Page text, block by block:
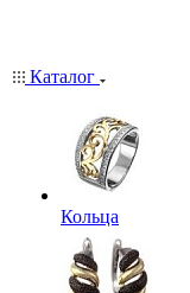
Каталог
Кольца